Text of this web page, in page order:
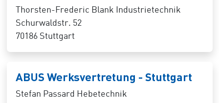
Thorsten-Frederic Blank Industrietechnik
Schurwaldstr. 52
70186 Stuttgart
ABUS Werksvertretung - Stuttgart
Stefan Passard Hebetechnik